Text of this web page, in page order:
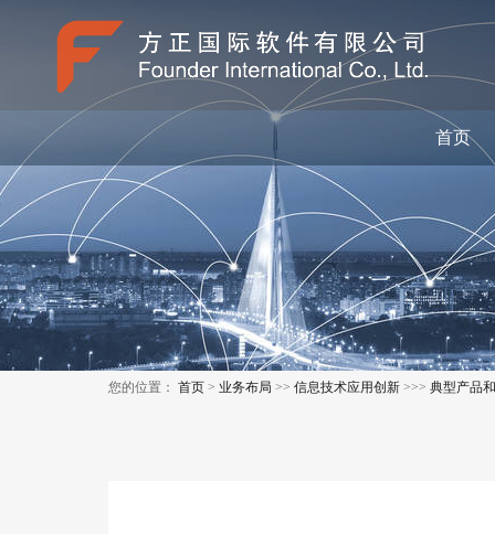
首页
您的位置： 首页 > 业务布局 >> 信息技术应用创新 >>> 典型产品